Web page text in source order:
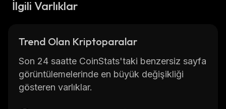
İlgili Varlıklar
Trend Olan Kriptoparalar
Son 24 saatte CoinStats'taki benzersiz sayfa
görüntülemelerinde en büyük değişikliği
gösteren varlıklar.